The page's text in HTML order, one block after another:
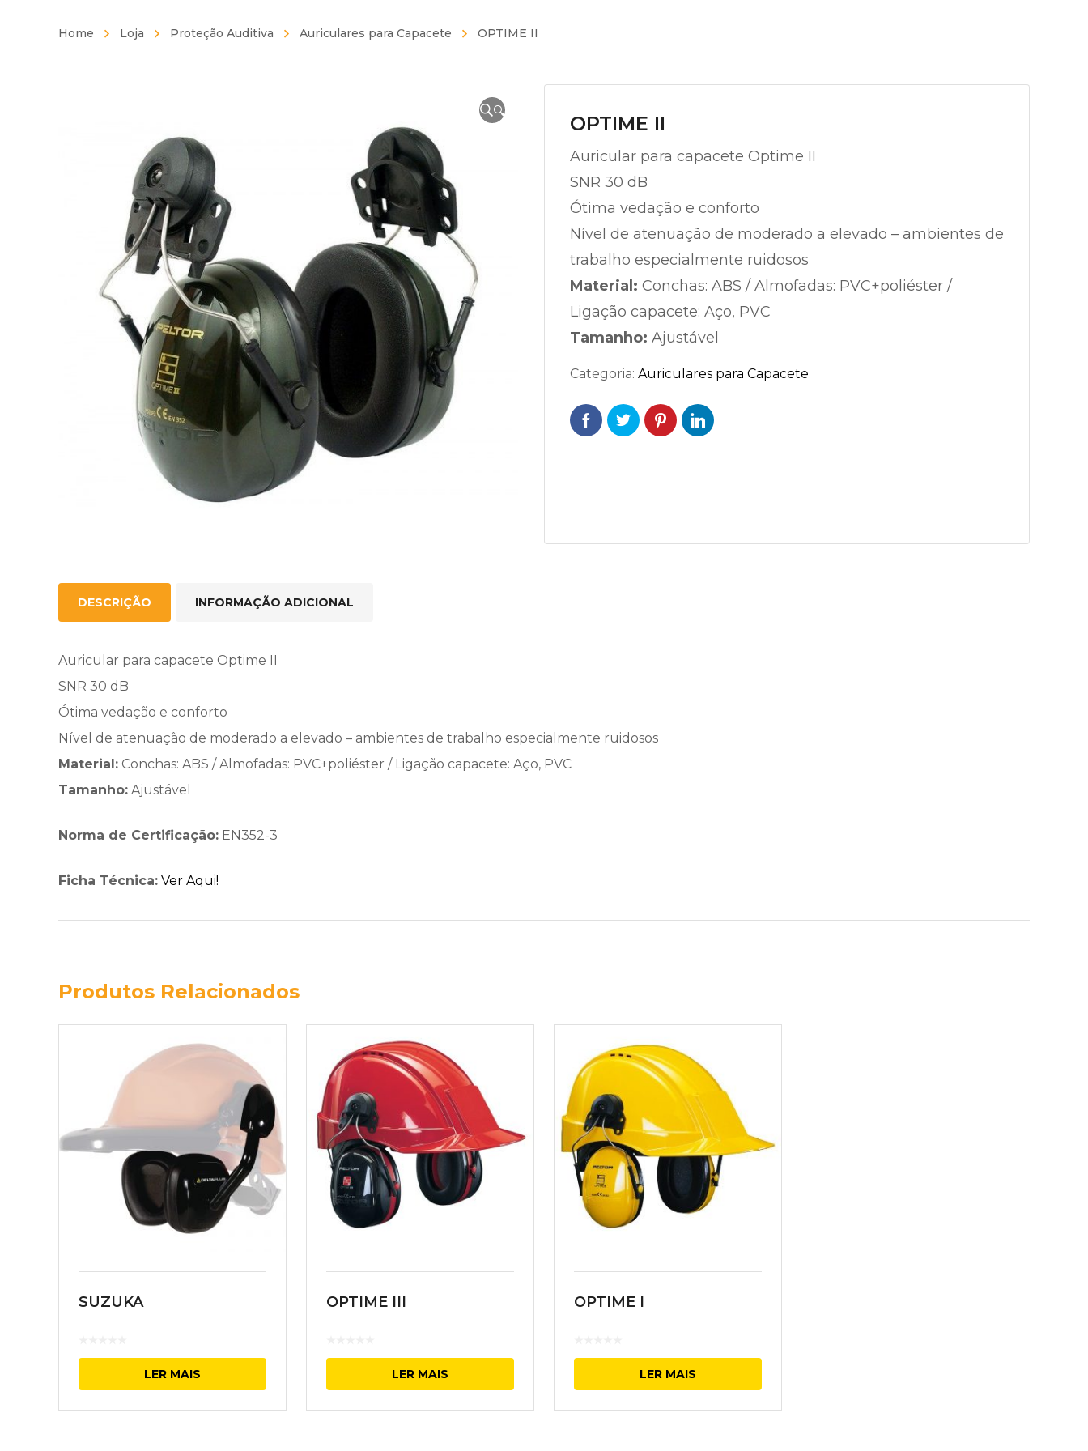
Home Loja Proteção Auditiva Auriculares para Capacete OPTIME II
🔍
OPTIME II
Auricular para capacete Optime II
SNR 30 dB
Ótima vedação e conforto
Nível de atenuação de moderado a elevado – ambientes de
trabalho especialmente ruidosos
Material: Conchas: ABS / Almofadas: PVC+poliéster /
Ligação capacete: Aço, PVC
Tamanho: Ajustável
Categoria: Auriculares para Capacete
DESCRIÇÃO INFORMAÇÃO ADICIONAL
Auricular para capacete Optime II
SNR 30 dB
Ótima vedação e conforto
Nível de atenuação de moderado a elevado – ambientes de trabalho especialmente ruidosos
Material: Conchas: ABS / Almofadas: PVC+poliéster / Ligação capacete: Aço, PVC
Tamanho: Ajustável
Norma de Certificação: EN352-3
Ficha Técnica: Ver Aqui!
Produtos Relacionados
SUZUKA
LER MAIS
OPTIME III
LER MAIS
OPTIME I
LER MAIS